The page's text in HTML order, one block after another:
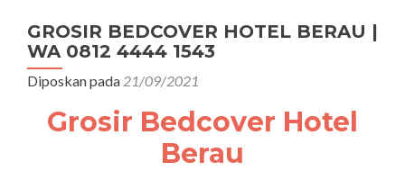
GROSIR BEDCOVER HOTEL BERAU |
WA 0812 4444 1543
Diposkan pada 21/09/2021
Grosir Bedcover Hotel
Berau